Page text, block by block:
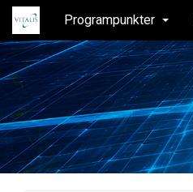
Programpunkter